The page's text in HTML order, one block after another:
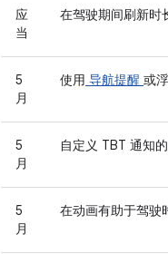
应
当
在驾驶期间刷新时
5
月
使用 导航提醒 或
5
月
自定义 TBT 通知的
5
月
在动画有助于驾驶